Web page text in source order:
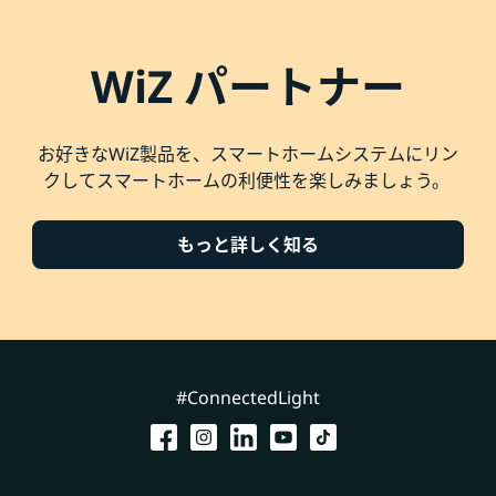
WiZ パートナー
お好きなWiZ製品を、スマートホームシステムにリン
クしてスマートホームの利便性を楽しみましょう。
もっと詳しく知る
#ConnectedLight